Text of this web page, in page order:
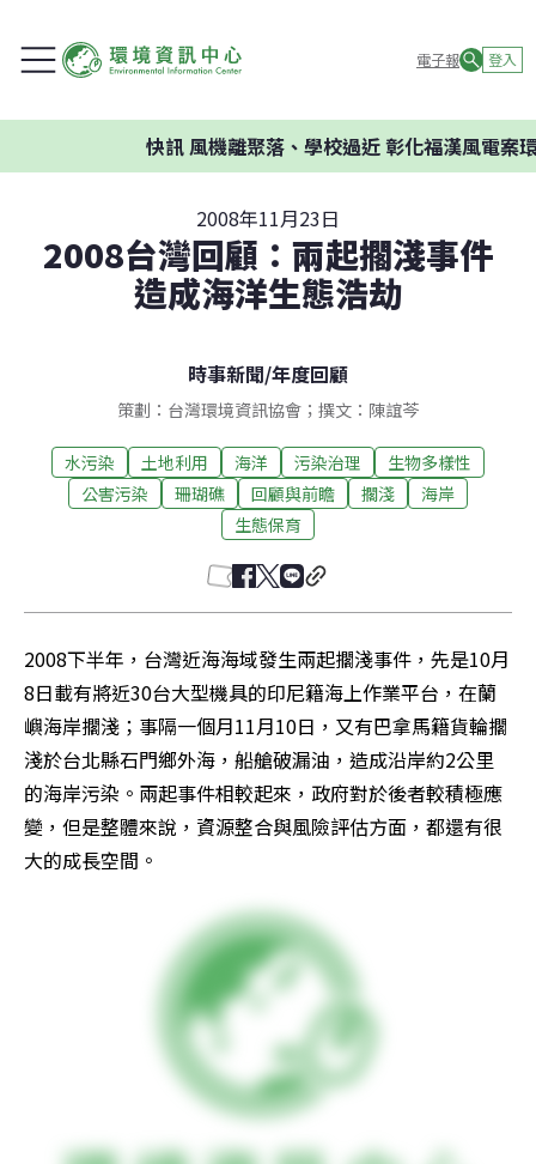
電子報 登入
快訊風機離聚落、學校過近 彰化福漢風電案環委
2008年11月23日
2008台灣回顧：兩起擱淺事件
造成海洋生態浩劫
時事新聞/年度回顧
策劃：台灣環境資訊協會；撰文：陳誼芩
水污染 土地利用 海洋 污染治理
生物多樣性
公害污染
珊瑚礁 回顧與前瞻 擱淺
海岸
生態保育
2008下半年，台灣近海海域發生兩起擱淺事件，先是10月
8日載有將近30台大型機具的印尼籍海上作業平台，在蘭
嶼海岸擱淺；事隔一個月11月10日，又有巴拿馬籍貨輪擱
淺於台北縣石門鄉外海，船艙破漏油，造成沿岸約2公里
的海岸污染。兩起事件相較起來，政府對於後者較積極應
變，但是整體來說，資源整合與風險評估方面，都還有很
大的成長空間。